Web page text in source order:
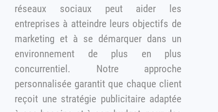
réseaux sociaux peut aider les
entreprises à atteindre leurs objectifs de
marketing et à se démarquer dans un
environnement de plus en plus
concurrentiel. Notre approche
personnalisée garantit que chaque client
reçoit une stratégie publicitaire adaptée